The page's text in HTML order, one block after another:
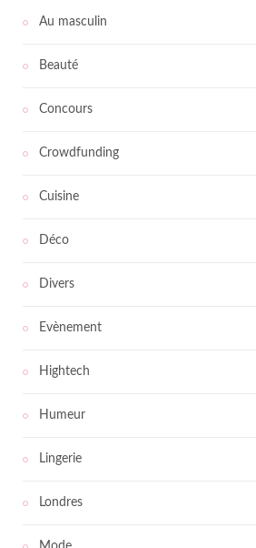
Au masculin
Beauté
Concours
Crowdfunding
Cuisine
Déco
Divers
Evènement
Hightech
Humeur
Lingerie
Londres